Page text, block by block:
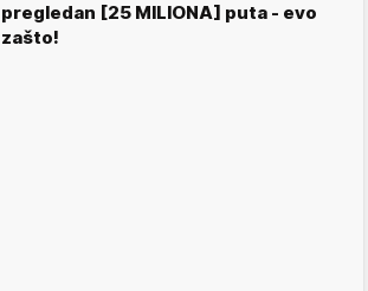
pregledan [25 MILIONA] puta - evo
zašto!